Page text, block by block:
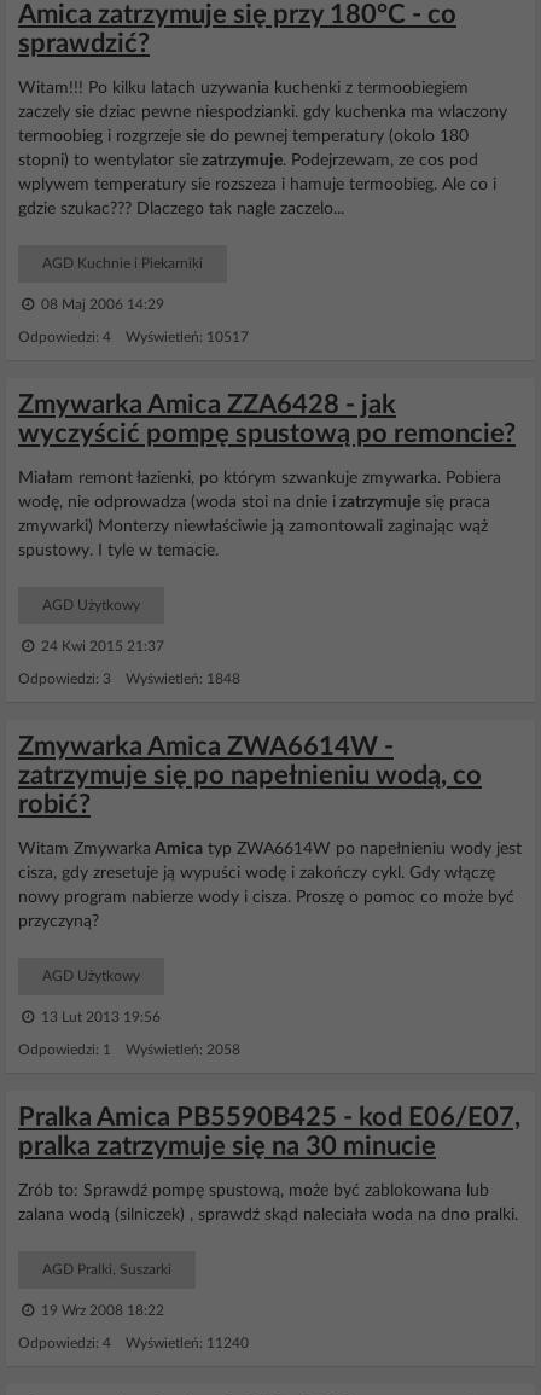
Amica zatrzymuje się przy 180°C - co
sprawdzić?
Witam!!! Po kilku latach uzywania kuchenki z termoobiegiem
zaczely sie dziac pewne niespodzianki. gdy kuchenka ma wlaczony
termoobieg i rozgrzeje sie do pewnej temperatury (okolo 180
stopni) to wentylator sie zatrzymuje. Podejrzewam, ze cos pod
wplywem temperatury sie rozszeza i hamuje termoobieg. Ale co i
gdzie szukac??? Dlaczego tak nagle zaczelo...
AGD Kuchnie i Piekarniki
08 Maj 2006 14:29
Odpowiedzi: 4 Wyświetleń: 10517
Zmywarka Amica ZZA6428 - jak
wyczyścić pompę spustową po remoncie?
Miałam remont łazienki, po którym szwankuje zmywarka. Pobiera
wodę, nie odprowadza (woda stoi na dnie i zatrzymuje się praca
zmywarki) Monterzy niewłaściwie ją zamontowali zaginając wąż
spustowy. I tyle w temacie.
AGD Użytkowy
24 Kwi 2015 21:37
Odpowiedzi: 3 Wyświetleń: 1848
Zmywarka Amica ZWA6614W -
zatrzymuje się po napełnieniu wodą, co
robić?
Witam Zmywarka Amica typ ZWA6614W po napełnieniu wody jest
cisza, gdy zresetuje ją wypuści wodę i zakończy cykl. Gdy włączę
nowy program nabierze wody i cisza. Proszę o pomoc co może być
przyczyną?
AGD Użytkowy
13 Lut 2013 19:56
Odpowiedzi: 1 Wyświetleń: 2058
Pralka Amica PB5590B425 - kod E06/E07,
pralka zatrzymuje się na 30 minucie
Zrób to: Sprawdź pompę spustową, może być zablokowana lub
zalana wodą (silniczek) , sprawdź skąd naleciała woda na dno pralki.
AGD Pralki, Suszarki
19 Wrz 2008 18:22
Odpowiedzi: 4 Wyświetleń: 11240